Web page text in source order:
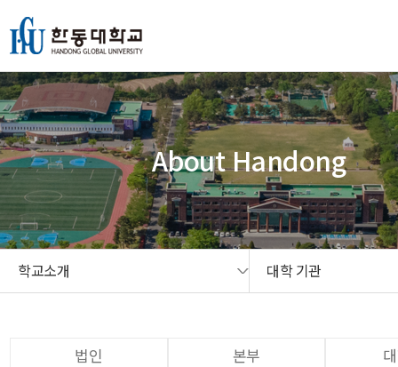
About Handong
학교소개 대학 기관
법인 본부